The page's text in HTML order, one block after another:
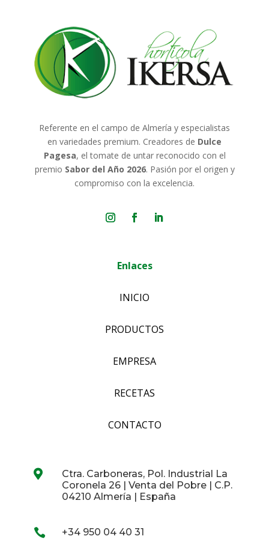
Referente en el campo de Almería y especialistas
en variedades premium. Creadores de Dulce
Pagesa, el tomate de untar reconocido con el
premio Sabor del Año 2026. Pasión por el origen y
compromiso con la excelencia.
Enlaces
INICIO
PRODUCTOS
EMPRESA
RECETAS
CONTACTO

Ctra. Carboneras, Pol. Industrial La
Coronela 26 | Venta del Pobre | C.P.
04210 Almería | España
 +34 950 04 40 31